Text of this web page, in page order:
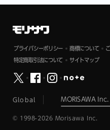
プライバシーポリシー 商標について
特定商取引法について サイトマップ
Global
© 1998-2026 Morisawa Inc.